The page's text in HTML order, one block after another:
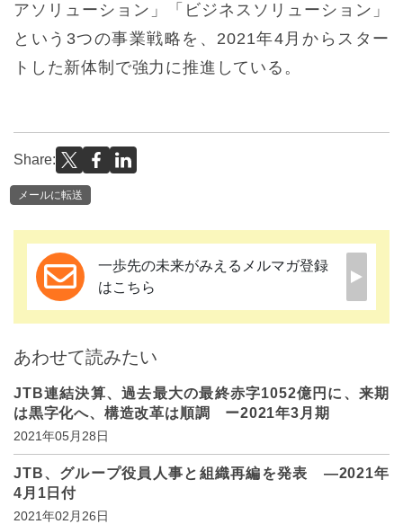
アソリューション」「ビジネスソリューション」
という3つの事業戦略を、2021年4月からスター
トした新体制で強力に推進している。
Share:
メールに転送
一歩先の未来がみえるメルマガ登録
はこちら
あわせて読みたい
JTB連結決算、過去最大の最終赤字1052億円に、来期
は黒字化へ、構造改革は順調 ー2021年3月期
2021年05月28日
JTB、グループ役員人事と組織再編を発表 ―2021年
4月1日付
2021年02月26日